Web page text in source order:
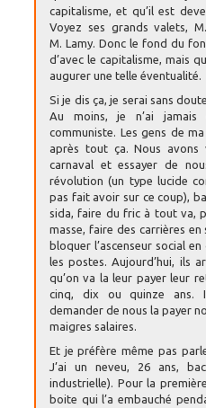
capitalisme, et qu’il est
Voyez ses grands valets,
M. Lamy. Donc le fond du
d’avec le capitalisme, mais
augurer une telle éventualité.
Si je dis ça, je serai sans
Au moins, je n’ai
communiste. Les gens de
après tout ça. Nous avons
carnaval et essayer de
révolution (un type lucide
pas fait avoir sur ce coup),
sida, faire du fric à tout va,
masse, faire des carrières
bloquer l’ascenseur social
les postes. Aujourd’hui, ils
qu’on va la leur payer leur
cinq, dix ou quinze ans.
demander de nous la payer
maigres salaires.
Et je préfère même pas
J’ai un neveu, 26 ans,
industrielle). Pour la
boite qui l’a embauché